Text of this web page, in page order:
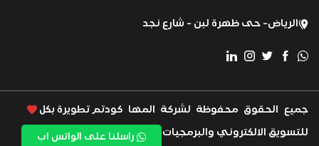
الرياض- حى ظهرة لبن - شارع نجد
جميع الحقوق محفوظة لشركة المها كود
للتسويق الالكتروني والبرمجيات
تم تطويرة بكل
بواسطة WeOryx
راسلنا على الواتس اب